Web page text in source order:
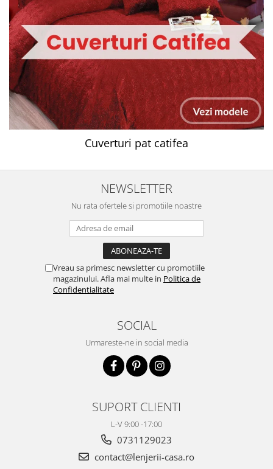
Cuverturi pat catifea
NEWSLETTER
Nu rata ofertele si promotiile noastre
Vreau sa primesc newsletter cu promotiile
magazinului. Afla mai multe in Politica de
Confidentialitate
SOCIAL
Urmareste-ne in social media
SUPORT CLIENTI
L-V 9:00 -17:00
0731129023
contact@lenjerii-casa.ro